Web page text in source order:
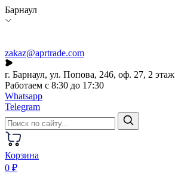
Барнаул
zakaz@aprtrade.com
г. Барнаул, ул. Попова, 246, оф. 27, 2 этаж
Работаем с 8:30 до 17:30
Whatsapp
Telegram
Корзина
0 ₽